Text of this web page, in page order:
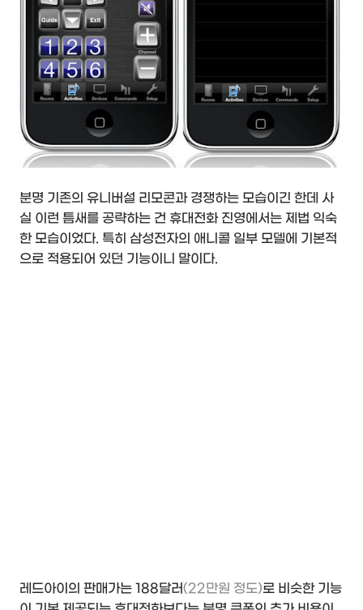
분명 기존의 유니버설 리모콘과 경쟁하는 모습이긴 한데 사
실 이런 틈새를 공략하는 건 휴대전화 진영에서는 제법 익숙
한 모습이었다. 특히 삼성전자의 애니콜 일부 모델에 기본적
으로 적용되어 있던 기능이니 말이다.
레드아이의 판매가는 188달러(22만원 정도)로 비슷한 기능